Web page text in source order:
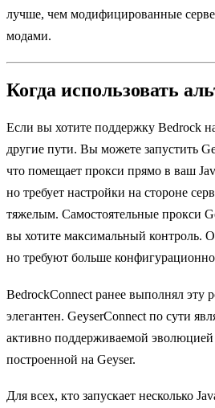
лучше, чем модифицированные
модами.
Когда использовать
Если вы хотите поддержку Bedrock
другие пути. Вы можете запустить
что помещает прокси прямо в ваш
но требует настройки на стороне
тяжелым. Самостоятельные прокси
вы хотите максимальный контроль.
но требуют больше
BedrockConnect ранее выполнял эту
элегантен. GeyserConnect по сути
активно поддерживаемой
построенной на Geyser.
Для всех, кто запускает несколько